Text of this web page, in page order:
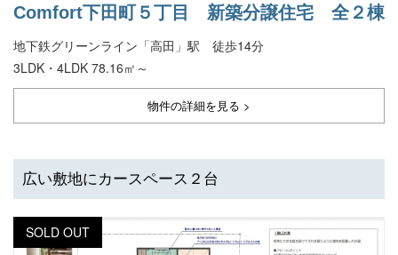
Comfort下田町５丁目 新築分譲住宅 全２棟
地下鉄グリーンライン「高田」駅 徒歩14分
3LDK・4LDK 78.16㎡～
物件の詳細を見る >
広い敷地にカースペース２台
SOLD OUT